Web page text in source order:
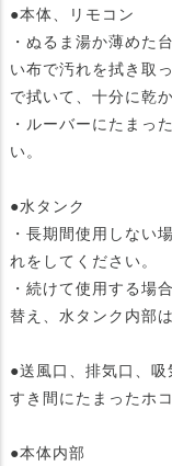
●本体、リモコン
・ぬるま湯か薄めた
い布で汚れを拭き取
で拭いて、十分に乾
・ルーバーにたまっ
い。
●水タンク
・長期間使用しない
れをしてください。
・続けて使用する場
替え、水タンク内部
●送風口、排気口、吸
すき間にたまったホ
●本体内部